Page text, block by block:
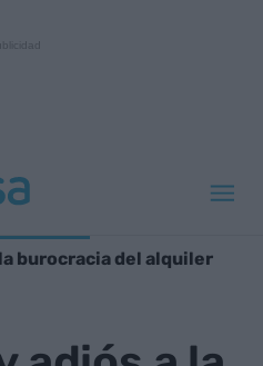
burocracia del alquiler